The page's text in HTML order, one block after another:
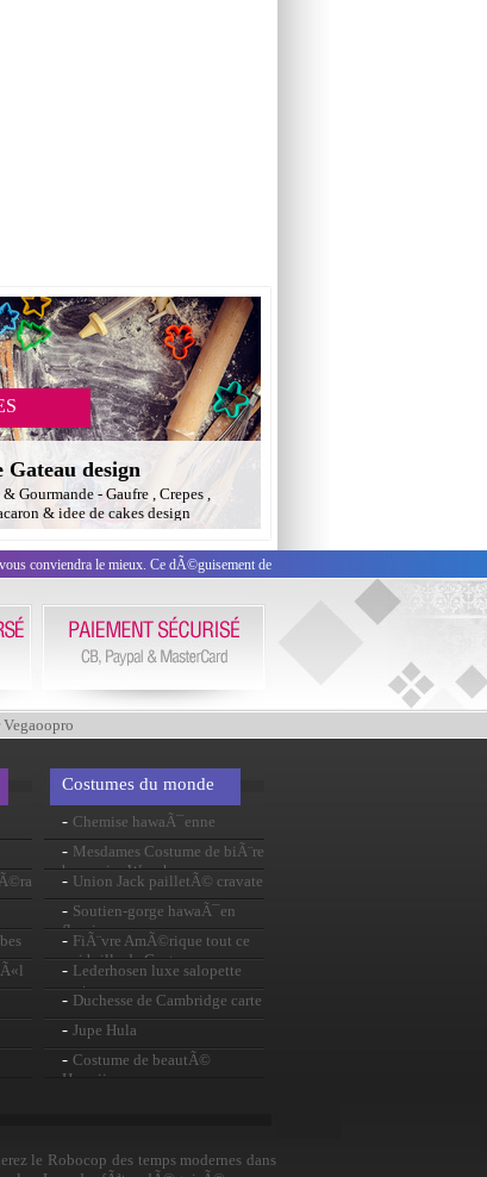
Gateau design
Gourmande - Gaufre , Crepes ,
& idee de cakes design
conviendra le mieux. Ce dÃ©guisement de
Costumes du monde
- Chemise hawaÃ¯enne
- Mesdames Costume de biÃ¨re
bavaroise Wench
- Union Jack pailletÃ© cravate
- Soutien-gorge hawaÃ¯en
fleuri
- FiÃ¨vre AmÃ©rique tout ce
qui brille de Costume
- Lederhosen luxe salopette
vert
- Duchesse de Cambridge carte
masque
- Jupe Hula
- Costume de beautÃ©
Hawaiian
le Robocop des temps modernes dans